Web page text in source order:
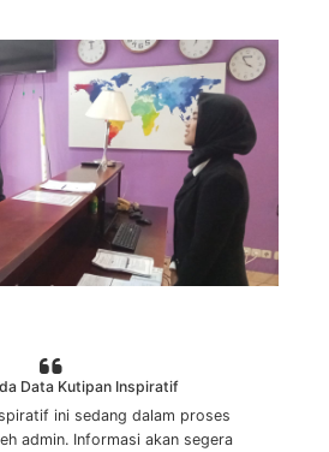
Data Kutipan Inspiratif
ini sedang dalam proses
admin. Informasi akan segera